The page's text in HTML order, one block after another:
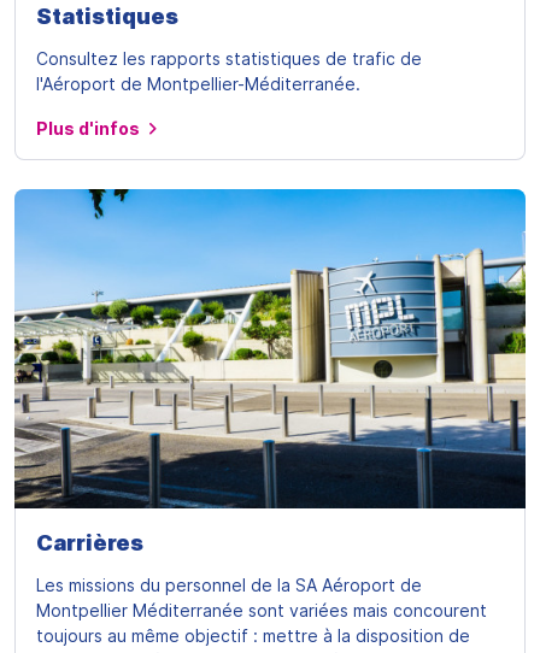
Statistiques
Consultez les rapports statistiques de trafic de
l'Aéroport de Montpellier-Méditerranée.
Plus d'infos
Carrières
Les missions du personnel de la SA Aéroport de
Montpellier Méditerranée sont variées mais concourent
toujours au même objectif : mettre à la disposition de